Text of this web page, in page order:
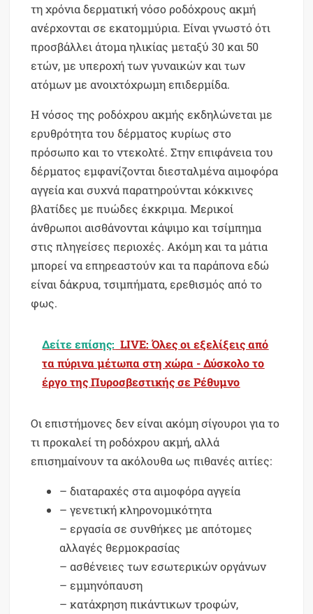
τη χρόνια δερματική νόσο ροδόχρους ακμή
ανέρχονται σε εκατομμύρια. Είναι γνωστό ότι
προσβάλλει άτομα ηλικίας μεταξύ 30 και 50
ετών, με υπεροχή των γυναικών και των
ατόμων με ανοιχτόχρωμη επιδερμίδα.
Η νόσος της ροδόχρου ακμής εκδηλώνεται με
ερυθρότητα του δέρματος κυρίως στο
πρόσωπο και το ντεκολτέ. Στην επιφάνεια του
δέρματος εμφανίζονται διεσταλμένα αιμοφόρα
αγγεία και συχνά παρατηρούνται κόκκινες
βλατίδες με πυώδες έκκριμα. Μερικοί
άνθρωποι αισθάνονται κάψιμο και τσίμπημα
στις πληγείσες περιοχές. Ακόμη και τα μάτια
μπορεί να επηρεαστούν και τα παράπονα εδώ
είναι δάκρυα, τσιμπήματα, ερεθισμός από το
φως.
Δείτε επίσης: LIVE: Όλες οι εξελίξεις από
τα πύρινα μέτωπα στη χώρα - Δύσκολο το
έργο της Πυροσβεστικής σε Ρέθυμνο
Οι επιστήμονες δεν είναι ακόμη σίγουροι για το
τι προκαλεί τη ροδόχρου ακμή, αλλά
επισημαίνουν τα ακόλουθα ως πιθανές αιτίες:
– διαταραχές στα αιμοφόρα αγγεία
– γενετική κληρονομικότητα
– εργασία σε συνθήκες με απότομες
αλλαγές θερμοκρασίας
– ασθένειες των εσωτερικών οργάνων
– εμμηνόπαυση
– κατάχρηση πικάντικων τροφών,